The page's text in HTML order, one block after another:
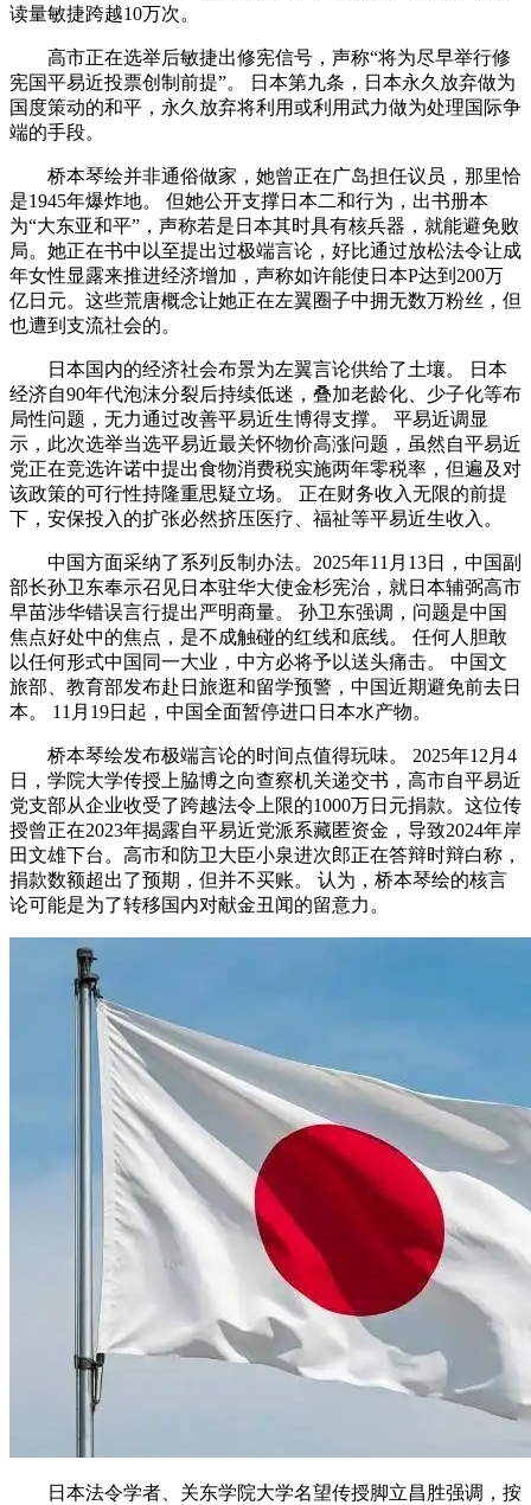
读量敏捷跨越10万次。
高市正在选举后敏捷出修宪信号，声称“将为尽早举行修
宪国平易近投票创制前提”。 日本第九条，日本永久放弃做为
国度策动的和平，永久放弃将利用或利用武力做为处理国际争
端的手段。
桥本琴绘并非通俗做家，她曾正在广岛担任议员，那里恰
是1945年爆炸地。 但她公开支撑日本二和行为，出书册本
为“大东亚和平”，声称若是日本其时具有核兵器，就能避免败
局。她正在书中以至提出过极端言论，好比通过放松法令让成
年女性显露来推进经济增加，声称如许能使日本P达到200万
亿日元。这些荒唐概念让她正在左翼圈子中拥无数万粉丝，但
也遭到支流社会的。
日本国内的经济社会布景为左翼言论供给了土壤。 日本
经济自90年代泡沫分裂后持续低迷，叠加老龄化、少子化等布
局性问题，无力通过改善平易近生博得支撑。 平易近调显
示，此次选举当选平易近最关怀物价高涨问题，虽然自平易近
党正在竞选许诺中提出食物消费税实施两年零税率，但遍及对
该政策的可行性持隆重思疑立场。 正在财务收入无限的前提
下，安保投入的扩张必然挤压医疗、福祉等平易近生收入。
中国方面采纳了系列反制办法。2025年11月13日，中国副
部长孙卫东奉示召见日本驻华大使金杉宪治，就日本辅弼高市
早苗涉华错误言行提出严明商量。 孙卫东强调，问题是中国
焦点好处中的焦点，是不成触碰的红线和底线。 任何人胆敢
以任何形式中国同一大业，中方必将予以送头痛击。 中国文
旅部、教育部发布赴日旅逛和留学预警，中国近期避免前去日
本。 11月19日起，中国全面暂停进口日本水产物。
桥本琴绘发布极端言论的时间点值得玩味。 2025年12月4
日，学院大学传授上脇博之向查察机关递交书，高市自平易近
党支部从企业收受了跨越法令上限的1000万日元捐款。这位传
授曾正在2023年揭露自平易近党派系藏匿资金，导致2024年岸
田文雄下台。高市和防卫大臣小泉进次郎正在答辩时辩白称，
捐款数额超出了预期，但并不买账。 认为，桥本琴绘的核言
论可能是为了转移国内对献金丑闻的留意力。
日本法令学者、关东学院大学名望传授脚立昌胜强调，按